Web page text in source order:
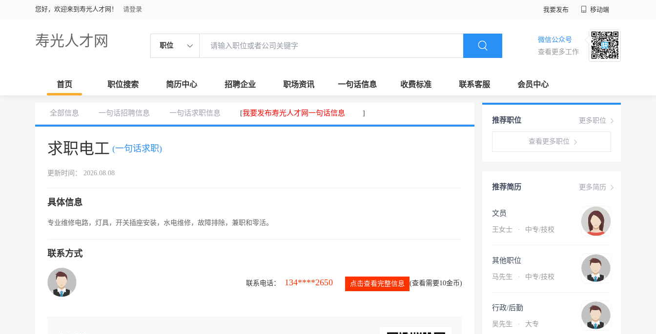
您好，欢迎来到寿光人才网！ 请登录 我要发布 移动端
寿光人才网 职位
微信公众号
查看更多工作
首页 职位搜索 简历中心 招聘企业 职场资讯 一句话信息 收费标准 联系客服 会员中心
全部信息 一句话招聘信息 一句话求职信息 [我要发布寿光人才网一句话信息 ]
求职电工 (一句话求职)
更新时间： 2026.08.08
具体信息
专业维修电路，灯具，开关插座安装，水电维修，故障排除，兼职和零活。
联系方式
联系电话： 134****2650 点击查看完整信息 (查看需要10金币)
更多职位
推荐职位
查看更多职位
更多简历
推荐简历
文员
王女士 · 中专/技校
其他职位
马先生 · 中专/技校
行政/后勤
吴先生 · 大专